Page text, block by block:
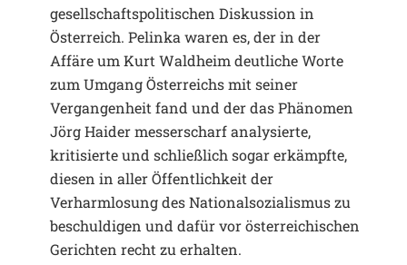
gesellschaftspolitischen Diskussion in
Österreich. Pelinka waren es, der in der
Affäre um Kurt Waldheim deutliche Worte
zum Umgang Österreichs mit seiner
Vergangenheit fand und der das Phänomen
Jörg Haider messerscharf analysierte,
kritisierte und schließlich sogar erkämpfte,
diesen in aller Öffentlichkeit der
Verharmlosung des Nationalsozialismus zu
beschuldigen und dafür vor österreichischen
Gerichten recht zu erhalten.